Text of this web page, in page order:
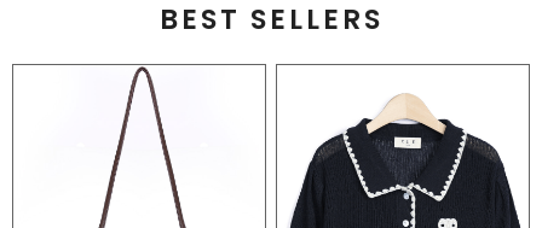
BEST SELLERS